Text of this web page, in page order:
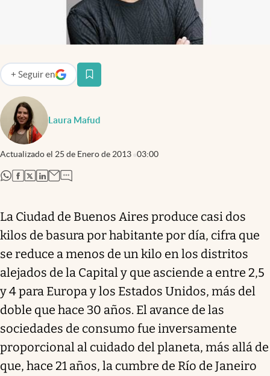
Laura Mafud
Actualizado el 25 de Enero de 2013 03:00
+ Seguir en
abre en nueva pestaña
abre en nueva pestaña
abre en nueva pestaña
abre en nueva pestaña
abre en nueva pestaña
La Ciudad de Buenos Aires produce casi dos
kilos de basura por habitante por día, cifra que
se reduce a menos de un kilo en los distritos
alejados de la Capital y que asciende a entre 2,5
y 4 para Europa y los Estados Unidos, más del
doble que hace 30 años. El avance de las
sociedades de consumo fue inversamente
proporcional al cuidado del planeta, más allá de
que, hace 21 años, la cumbre de Río de Janeiro